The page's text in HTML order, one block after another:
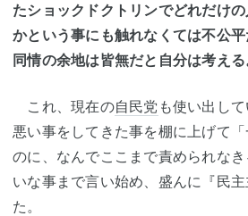
たショックドクトリンでどれだけ
かという事にも触れなくては不公
同情の余地は皆無だと自分は考える
これ、現在の自民党 も使い出し
悪い事をしてきた事を棚に上げて
のに、なんでここまで責められな
いな事まで言い始め、盛んに『民
た。